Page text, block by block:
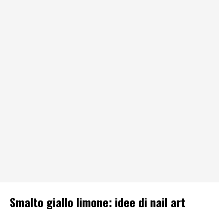
Smalto giallo limone: idee di nail art